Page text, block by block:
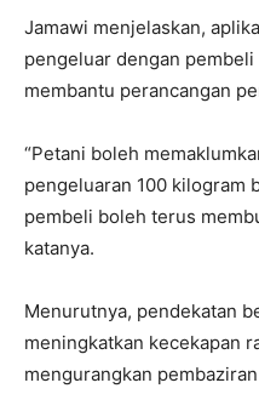
Jamawi menjelaskan,
pengeluar dengan
membantu perancangan
“Petani boleh
pengeluaran 100 kilogram
pembeli boleh terus
katanya.
Menurutnya, pendekatan
meningkatkan kecekapan
mengurangkan